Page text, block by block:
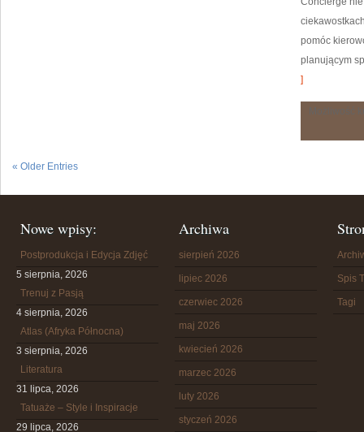
pomóc
planującym
]
« Older Entries
Nowe wpisy:
Postprodukcja i Edycja Zdjęć
5 sierpnia, 2026
Trenuj z Pasją
4 sierpnia, 2026
Atlas (Afryka Północna)
3 sierpnia, 2026
Literatura
31 lipca, 2026
Tatuaże – Style i Inspiracje
29 lipca, 2026
Archiwa
sierpień 2026
lipiec 2026
czerwiec 2026
maj 2026
kwiecień 2026
marzec 2026
luty 2026
styczeń 2026
Spis
Tagi